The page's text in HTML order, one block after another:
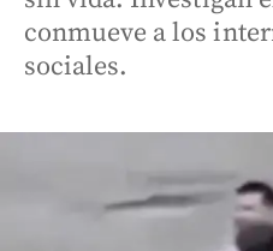
conmueve a los
sociales.